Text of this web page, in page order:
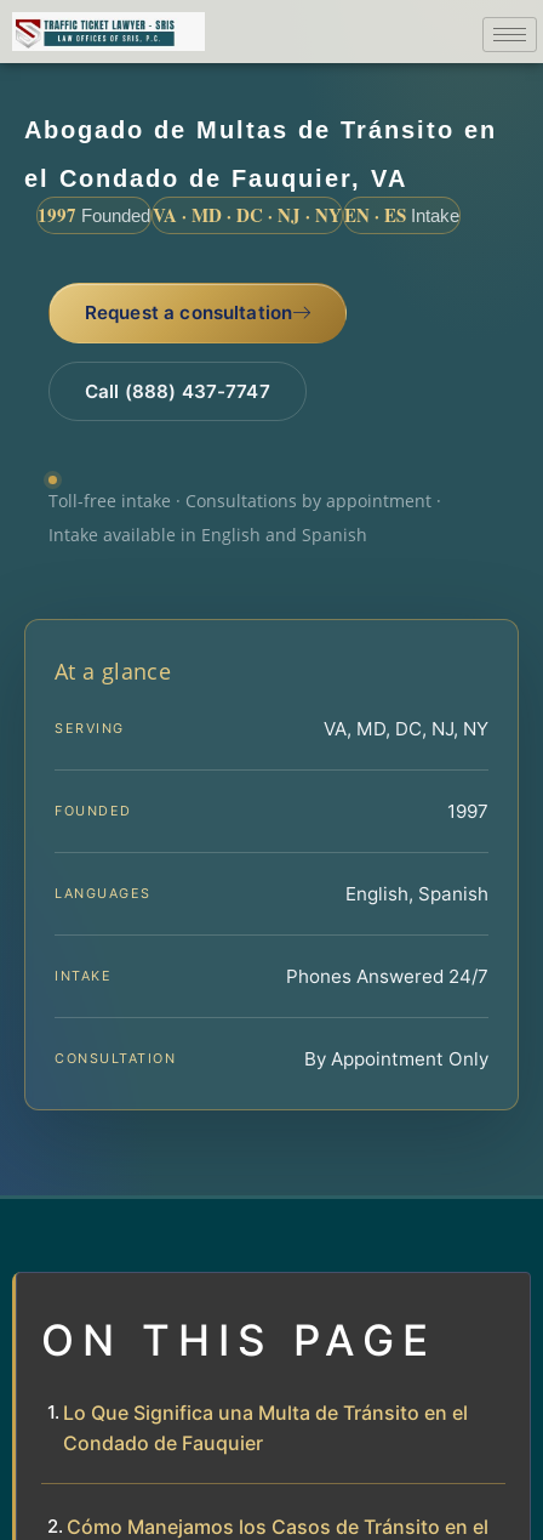
Abogado de Multas de Tránsito en
el Condado de Fauquier, VA
1997 FoundedVA · MD · DC · NJ · NYEN · ES Intake
Request a consultation
Call (888) 437-7747
Toll-free intake · Consultations by appointment ·
Intake available in English and Spanish
At a glance
SERVING VA, MD, DC, NJ, NY
FOUNDED 1997
LANGUAGES English, Spanish
INTAKE Phones Answered 24/7
CONSULTATION By Appointment Only
ON THIS PAGE
Lo Que Significa una Multa de Tránsito en el
Condado de Fauquier
Cómo Manejamos los Casos de Tránsito en el